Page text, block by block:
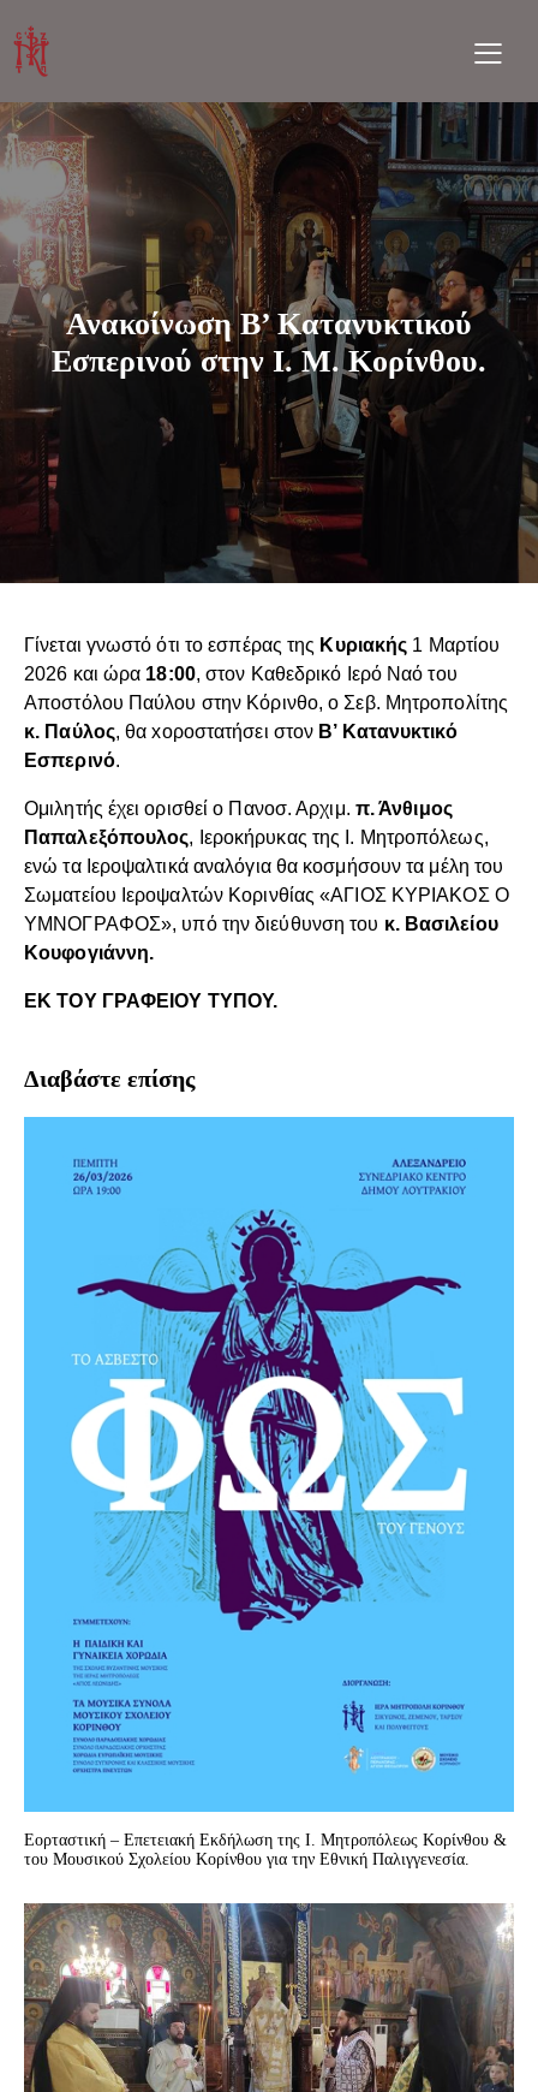
Ανακοίνωση Β’ Κατανυκτικού
Εσπερινού στην Ι. Μ. Κορίνθου.
Γίνεται γνωστό ότι το εσπέρας της Κυριακής 1 Μαρτίου
2026 και ώρα 18:00, στον Καθεδρικό Ιερό Ναό του
Αποστόλου Παύλου στην Κόρινθο, ο Σεβ. Μητροπολίτης
κ. Παύλος, θα xοροστατήσει στον Β’ Κατανυκτικό
Εσπερινό.
Ομιλητής έχει ορισθεί ο Πανοσ. Αρχιμ. π. Άνθιμος
Παπαλεξόπουλος, Ιεροκήρυκας της Ι. Μητροπόλεως,
ενώ τα Ιεροψαλτικά αναλόγια θα κοσμήσουν τα μέλη του
Σωματείου Ιεροψαλτών Κορινθίας «ΑΓΙΟΣ ΚΥΡΙΑΚΟΣ Ο
ΥΜΝΟΓΡΑΦΟΣ», υπό την διεύθυνση του κ. Βασιλείου
Κουφογιάννη.
ΕΚ ΤΟΥ ΓΡΑΦΕΙΟΥ ΤΥΠΟΥ.
Διαβάστε επίσης
Εορταστική – Επετειακή Εκδήλωση της Ι. Μητροπόλεως Κορίνθου &
του Μουσικού Σχολείου Κορίνθου για την Εθνική Παλιγγενεσία.